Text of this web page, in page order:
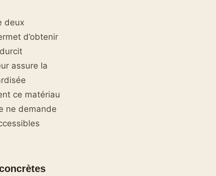
deux
d’obtenir
assure la
ce matériau
ne demande